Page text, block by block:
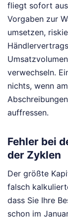
fliegt sofort aus
Vorgaben zur
umsetzen,
verwechseln.
nichts, wenn
auffressen.
Fehler bei
der Zyklen
Der größte
falsch
dass Sie Ihre
schon im